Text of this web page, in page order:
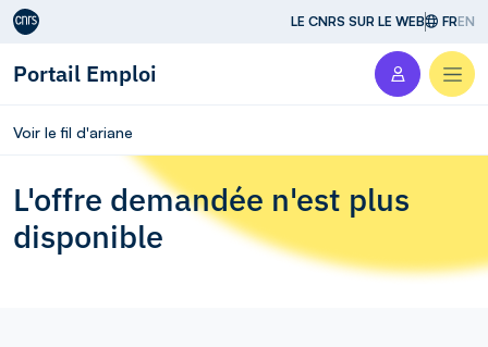
Aller au contenu LE CNRS SUR LE WEB FREN
Portail Emploi
Voir le fil d'ariane
L'offre demandée n'est plus
disponible